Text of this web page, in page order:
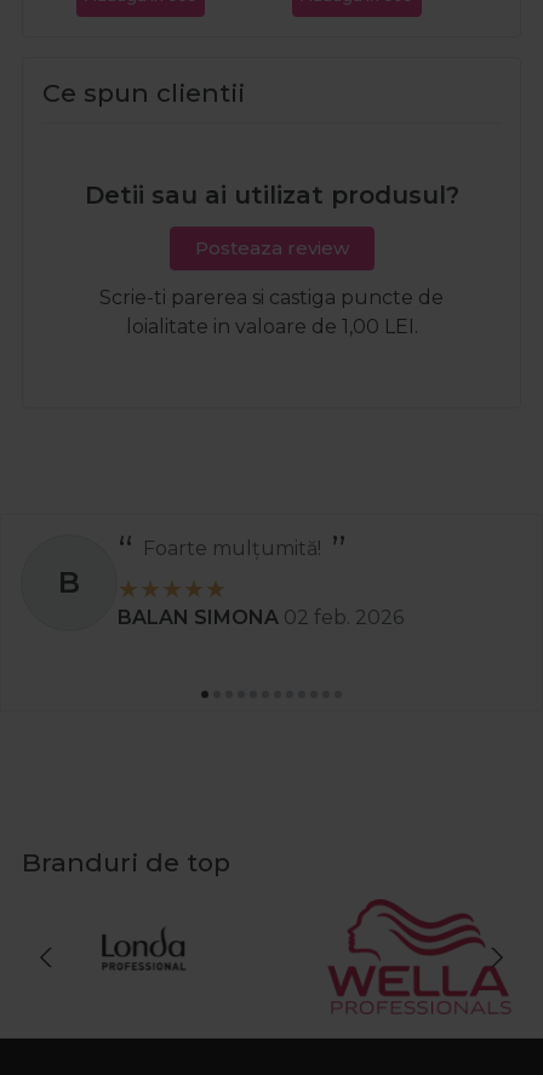
Ce spun clientii
Detii sau ai utilizat produsul?
Posteaza review
Scrie-ti parerea si castiga puncte de
loialitate in valoare de 1,00 LEI.
B
Foarte mulțumită!
BALAN SIMONA 02 feb. 2026
Branduri de top